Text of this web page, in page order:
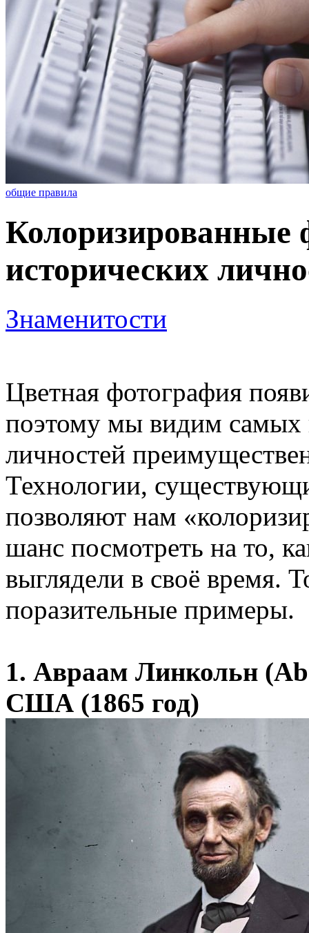
общие правила
Колоризированные
исторических
Знаменитости
Цветная фотография
поэтому мы видим самых
личностей
Технологии,
позволяют нам
шанс посмотреть на то,
выглядели в своё время.
поразительные примеры.
1. Авраам Линкольн
США (1865 год)